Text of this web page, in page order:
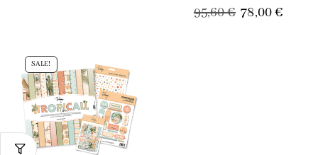
95,60€ 78,00€
SALE!